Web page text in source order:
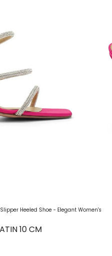
Heeled Shoe - Elegant Women's
10 CM